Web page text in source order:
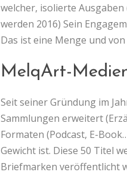
welcher, isolierte
werden 2016) Sein
Das ist eine Menge und
MelqArt-
Seit seiner Gründung im
Sammlungen erweitert
Formaten (Podcast, E-
Gewicht ist. Diese 50 Titel
Briefmarken veröffentlicht